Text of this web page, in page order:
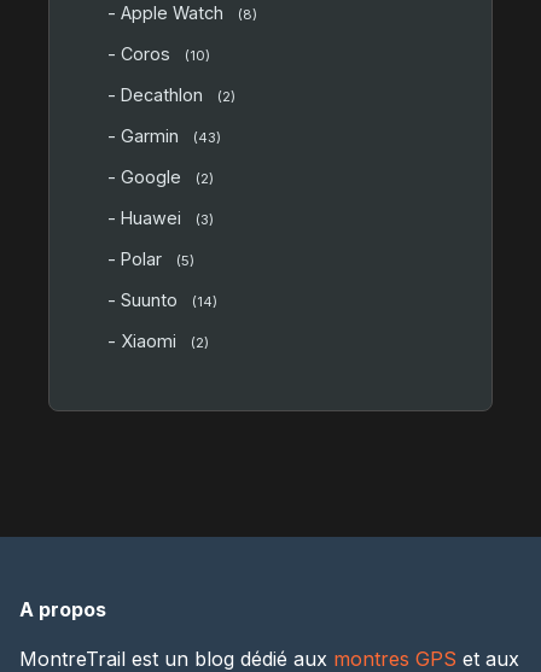
- Apple Watch (8)
- Coros (10)
- Decathlon (2)
- Garmin (43)
- Google (2)
- Huawei (3)
- Polar (5)
- Suunto (14)
- Xiaomi (2)
A propos
MontreTrail est un blog dédié aux montres GPS et aux